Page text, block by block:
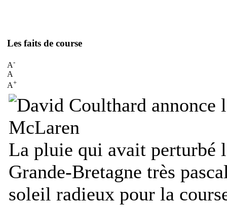
Les faits de course
A-
A
A+
La pluie qui avait perturbé
Grande-Bretagne très
soleil radieux pour la